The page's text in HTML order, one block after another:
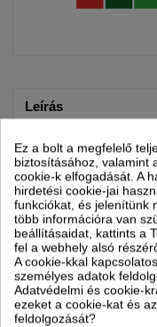
Leírás
Termék részletei
Részletek DAIKIN
Daikin Sensira
A 2025-ös év legjobban
Sensira
működéssel, és
társasházak, panel
ingatlanok hűtésre, és
Ez a bolt a megfelelő
biztosításához, valamint
cookie-k elfogadását. A
hirdetési cookie-jai
funkciókat, és jelenítünk
több információra van
beállításaidat, kattints a
fel a webhely alsó
A cookie-kkal
személyes adatok
Adatvédelmi és cookie-
ezeket a cookie-kat és
feldolgozását?